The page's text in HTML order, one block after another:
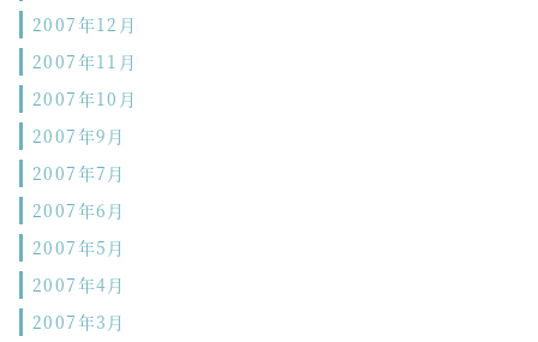
2007年12月
2007年11月
2007年10月
2007年9月
2007年7月
2007年6月
2007年5月
2007年4月
2007年3月